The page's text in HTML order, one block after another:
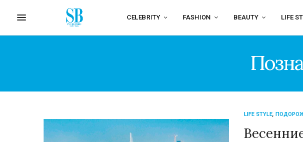
CELEBRITY FASHION BEAUTY LIFE
LIFE STYLE,